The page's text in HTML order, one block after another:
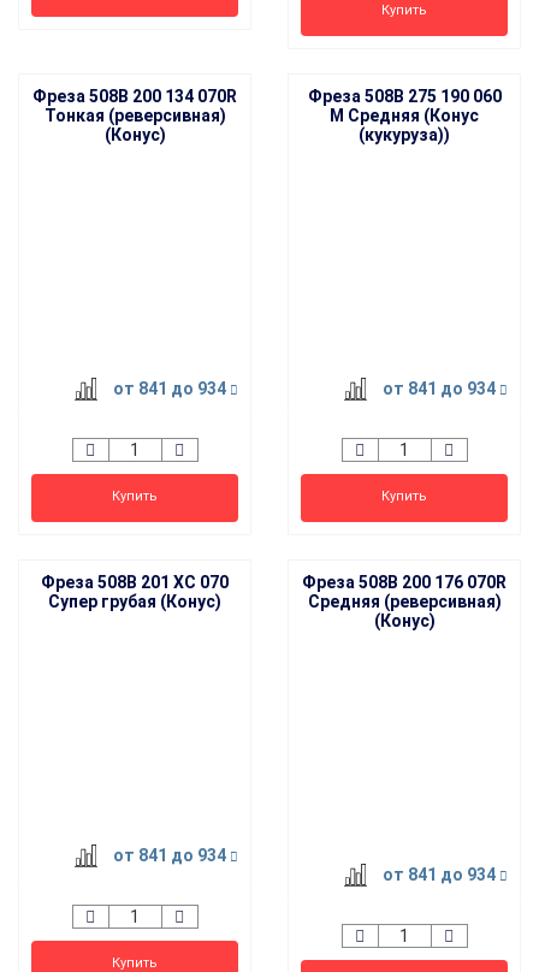
Купить
Фреза 508B 200 134 070R
Тонкая (реверсивная)
(Конус)
от 841 до 934
Купить
Фреза 508B 275 190 060
M Средняя (Конус
(кукуруза))
от 841 до 934
Купить
Фреза 508B 201 XC 070
Супер грубая (Конус)
от 841 до 934
Купить
Фреза 508B 200 176 070R
Средняя (реверсивная)
(Конус)
от 841 до 934